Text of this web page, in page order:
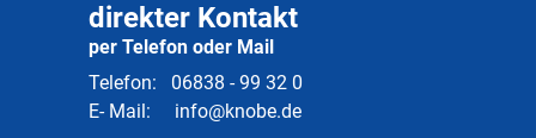
direkter Kontakt
per Telefon oder Mail
Telefon: 06838 - 99 32 0
E- Mail: info@knobe.de